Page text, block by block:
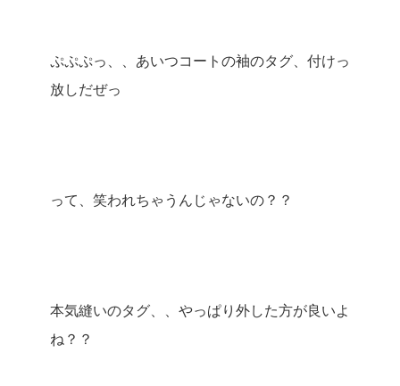
ぷぷぷっ、、あいつコートの袖のタグ、付けっ
放しだぜっ
って、笑われちゃうんじゃないの？？
本気縫いのタグ、、やっぱり外した方が良いよ
ね？？